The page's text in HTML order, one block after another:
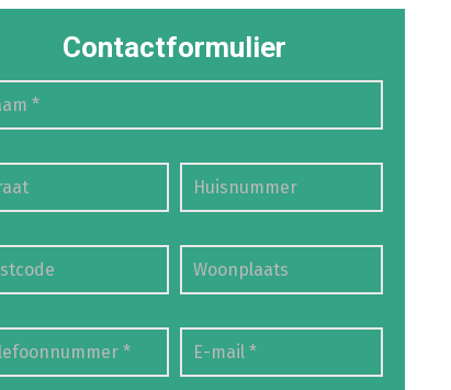
Contactformulier